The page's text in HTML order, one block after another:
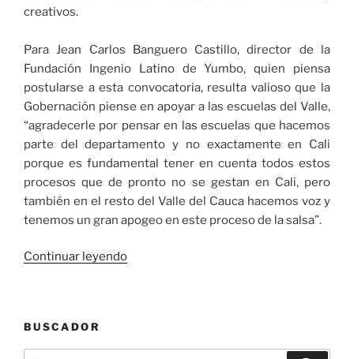
creativos.
Para Jean Carlos Banguero Castillo, director de la
Fundación Ingenio Latino de Yumbo, quien piensa
postularse a esta convocatoria, resulta valioso que la
Gobernación piense en apoyar a las escuelas del Valle,
“agradecerle por pensar en las escuelas que hacemos
parte del departamento y no exactamente en Cali
porque es fundamental tener en cuenta todos estos
procesos que de pronto no se gestan en Cali, pero
también en el resto del Valle del Cauca hacemos voz y
tenemos un gran apogeo en este proceso de la salsa”.
Continuar leyendo«Cerca
Salsa
BUSCADOR